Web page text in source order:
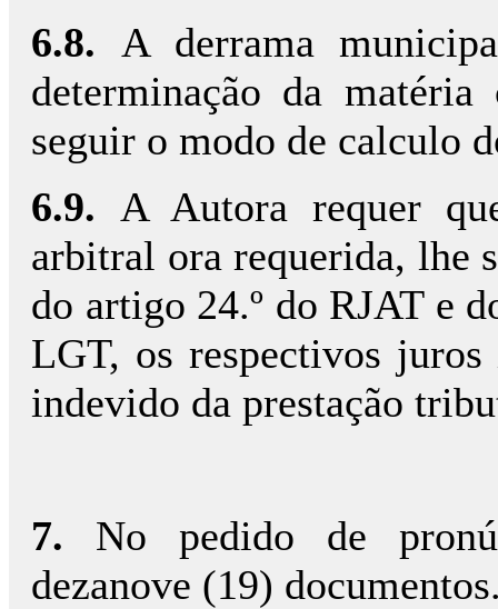
6.8. A derrama
determinação da
seguir o modo de calculo
6.9. A Autora requer
arbitral ora requerida, lhe
do artigo 24.º do RJAT e
LGT, os respectivos
indevido da prestação
7. No pedido de
dezanove (19)